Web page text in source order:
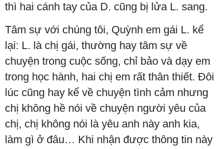
thì hai cánh tay của D. cũng bị lửa L. sang.
Tâm sự với chúng tôi, Quỳnh em gái L. kể
lại: L. là chị gái, thường hay tâm sự về
chuyện trong cuộc sống, chỉ bảo và dạy em
trong học hành, hai chị em rất thân thiết. Đôi
lúc cũng hay kể về chuyện tình cảm nhưng
chị không hề nói về chuyện người yêu của
chị, chị không nói là yêu anh này anh kia,
làm gì ở đâu… Khi nhận được thông tin này